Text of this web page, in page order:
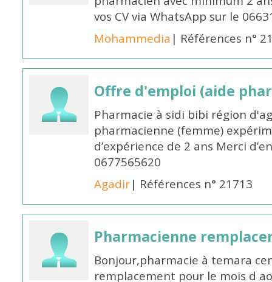
vos CV via WhatsApp sur le
Mohammedia | Références n°
Offre d'emploi (aide
Pharmacie à sidi bibi région
pharmacienne (femme)
d’expérience de 2 ans Merci
0677565620
Agadir| Références n° 21713
Pharmacienne
Bonjour,pharmacie à temara
remplacement pour le mois d